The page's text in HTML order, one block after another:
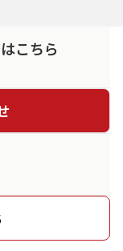
こちら